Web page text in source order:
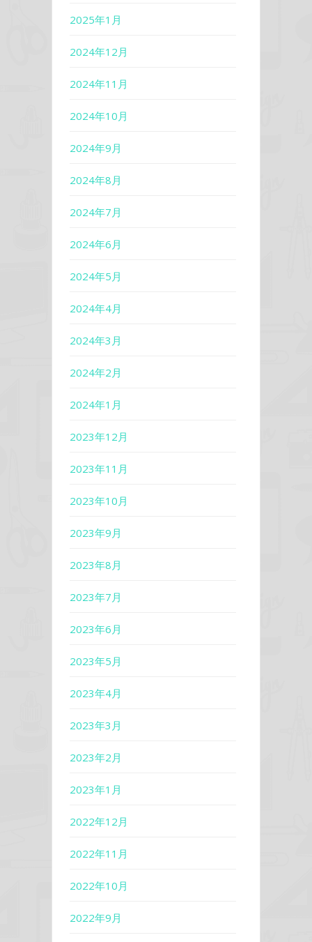
2025年1月
2024年12月
2024年11月
2024年10月
2024年9月
2024年8月
2024年7月
2024年6月
2024年5月
2024年4月
2024年3月
2024年2月
2024年1月
2023年12月
2023年11月
2023年10月
2023年9月
2023年8月
2023年7月
2023年6月
2023年5月
2023年4月
2023年3月
2023年2月
2023年1月
2022年12月
2022年11月
2022年10月
2022年9月